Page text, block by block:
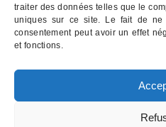
traiter des données telles que le
uniques sur ce site. Le fait de
consentement peut avoir un effet
et fonctions.Contactez-nous :
INSTITUT D'HYPNOSE
Institut d'Hypnose Palois -